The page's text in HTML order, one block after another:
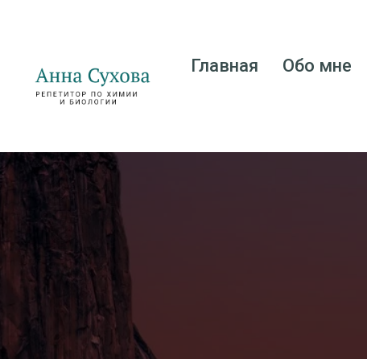
Главная Обо мне